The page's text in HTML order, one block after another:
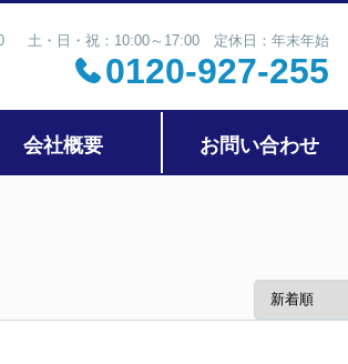
土・日・祝：10:00～17:00 定休日：年末年始
0120-927-255
会社概要 お問い合わせ